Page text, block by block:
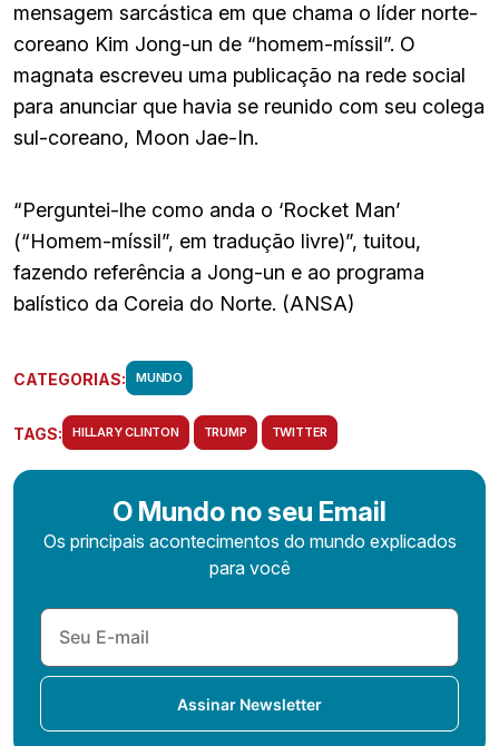
mensagem sarcástica em que chama o líder norte-
coreano Kim Jong-un de “homem-míssil”. O
magnata escreveu uma publicação na rede social
para anunciar que havia se reunido com seu colega
sul-coreano, Moon Jae-In.
“Perguntei-lhe como anda o ‘Rocket Man’
(“Homem-míssil”, em tradução livre)”, tuitou,
fazendo referência a Jong-un e ao programa
balístico da Coreia do Norte. (ANSA)
CATEGORIAS: MUNDO
TAGS: HILLARY CLINTON TRUMP TWITTER
O Mundo no seu Email
Os principais acontecimentos do mundo explicados
para você
Assinar Newsletter